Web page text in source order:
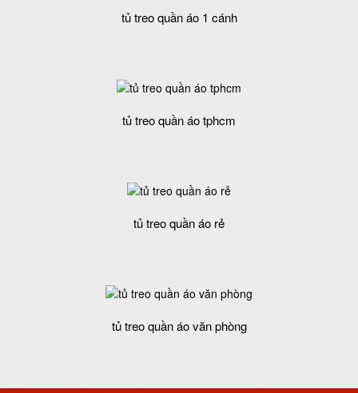
tủ treo quần áo 1 cánh
tủ treo quần áo tphcm
tủ treo quần áo rẻ
tủ treo quần áo văn phòng